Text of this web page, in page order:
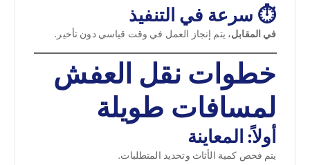
⏱️ سرعة في التنفيذ
في المقابل، يتم إنجاز العمل في وقت قياسي دون تأخير.
خطوات نقل العفش
لمسافات طويلة
أولاً: المعاينة
يتم فحص كمية الأثاث وتحديد المتطلبات.